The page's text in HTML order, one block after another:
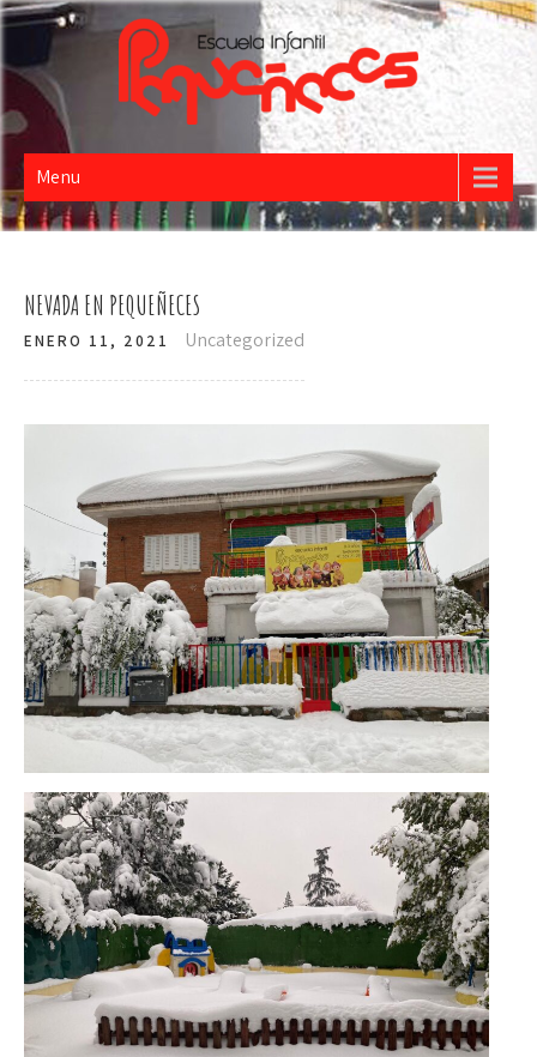
PEQUEÑECES
Escuela Infantil
Menu
NEVADA EN PEQUEÑECES
ENERO 11, 2021 Uncategorized